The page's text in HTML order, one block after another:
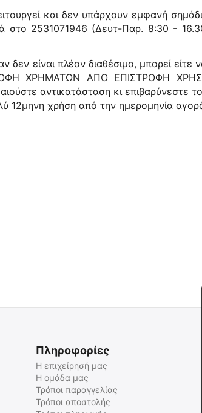
και δεν υπάρχουν εμφανή
στο 2531071946 (Δευτ-Παρ. 8:30 -
είναι πλέον διαθέσιμο, μπορεί είτε
ΧΡΗΜΑΤΩΝ ΑΠΟ ΕΠΙΣΤΡΟΦΗ
αντικατάσταση κι επιβαρύνεστε
12μηνη χρήση από την ημερομηνία
Πληροφορίες
Η επιχείρησή μας
Η ομάδα μας
Τρόποι παραγγελίας
Τρόποι αποστολής